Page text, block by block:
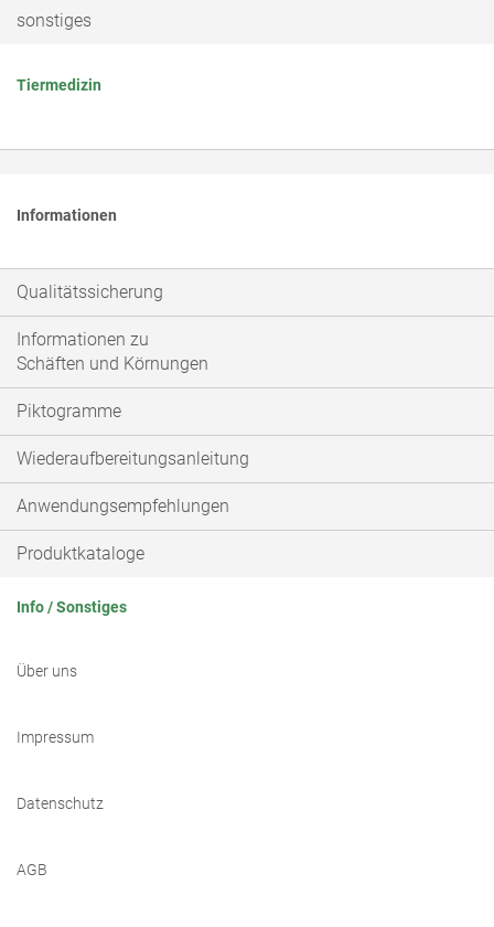
sonstiges
Tiermedizin
Informationen
Qualitätssicherung
Informationen zu
Schäften und Körnungen
Piktogramme
Wiederaufbereitungsanleitung
Anwendungsempfehlungen
Produktkataloge
Info / Sonstiges
Über uns
Impressum
Datenschutz
AGB